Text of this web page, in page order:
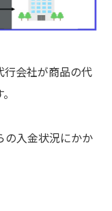
行会社が商品の代
の入金状況にかか